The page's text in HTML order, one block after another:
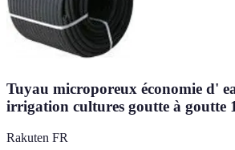
Tuyau microporeux économie d'
irrigation cultures goutte à goutte
Rakuten FR